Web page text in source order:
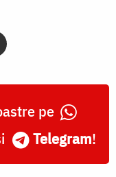
pe
Telegram!